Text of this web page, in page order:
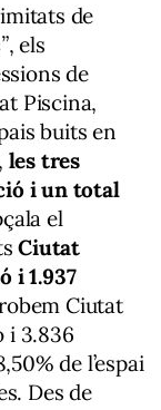
de
, els
de
Piscina,
buits en
les tres
i un total
el
Ciutat
i 1.937
Ciutat
i 3.836
de l’espai
Des de